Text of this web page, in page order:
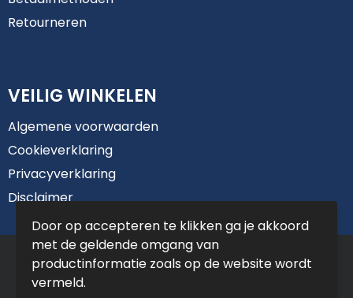
Retourneren
VEILIG WINKELEN
Algemene voorwaarden
Cookieverklaring
Privacyverklaring
Disclaimer
© Copyright De Jong Reclame 2025
Door op accepteren te klikken ga je akkoord
met de geldende omgang van
productinformatie zoals op de website wordt
vermeld.